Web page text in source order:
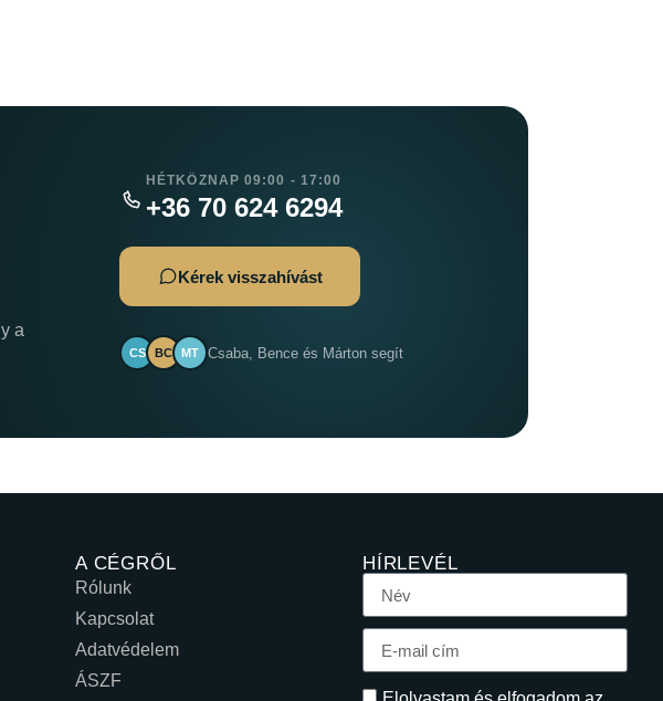
a
HÉTKÖZNAP 09:00 - 17:00
+36 70 624 6294
Kérek visszahívást
CS BC MT Csaba, Bence és Márton segít
A CÉGRŐL
Rólunk
Kapcsolat
Adatvédelem
ÁSZF
HÍRLEVÉL